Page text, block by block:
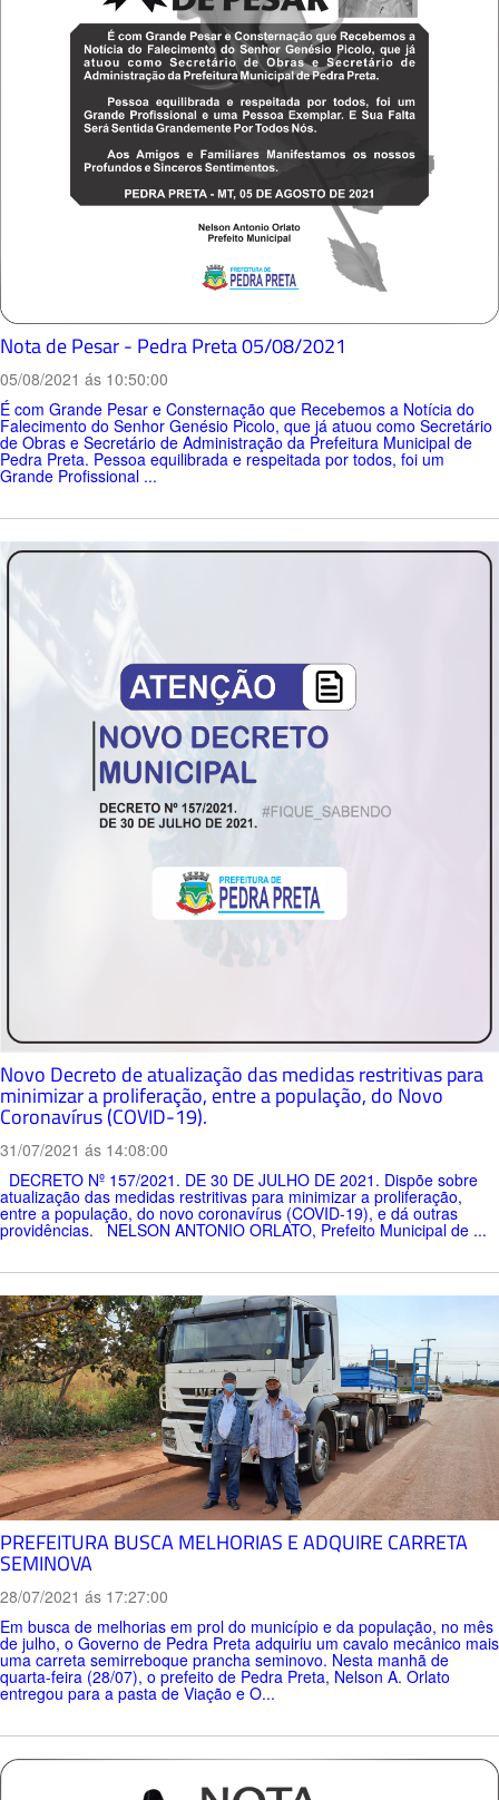
Nota de Pesar - Pedra Preta 05/08/2021
05/08/2021 ás 10:50:00
É com Grande Pesar e Consternação que Recebemos a Notícia do
Falecimento do Senhor Genésio Picolo, que já atuou como Secretário
de Obras e Secretário de Administração da Prefeitura Municipal de
Pedra Preta. Pessoa equilibrada e respeitada por todos, foi um
Grande Profissional ...
Novo Decreto de atualização das medidas restritivas para
minimizar a proliferação, entre a população, do Novo
Coronavírus (COVID-19).
31/07/2021 ás 14:08:00
DECRETO Nº 157/2021. DE 30 DE JULHO DE 2021. Dispõe sobre
atualização das medidas restritivas para minimizar a proliferação,
entre a população, do novo coronavírus (COVID-19), e dá outras
providências. NELSON ANTONIO ORLATO, Prefeito Municipal de ...
PREFEITURA BUSCA MELHORIAS E ADQUIRE CARRETA
SEMINOVA
28/07/2021 ás 17:27:00
Em busca de melhorias em prol do município e da população, no mês
de julho, o Governo de Pedra Preta adquiriu um cavalo mecânico mais
uma carreta semirreboque prancha seminovo. Nesta manhã de
quarta-feira (28/07), o prefeito de Pedra Preta, Nelson A. Orlato
entregou para a pasta de Viação e O...